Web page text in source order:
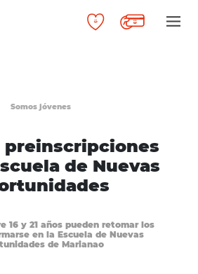
Somos jóvenes
preinscripciones
de Nuevas
16 y 21 años pueden retomar los
en la Escuela de Nuevas
de Marianao